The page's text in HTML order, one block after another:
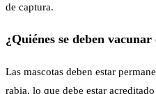
de captura.
¿Quiénes se deben
Las mascotas deben estar
rabia, lo que debe estar